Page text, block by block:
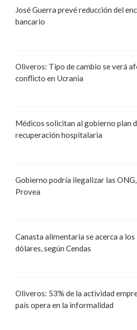
José Guerra prevé reducción del
bancario
Oliveros: Tipo de cambio se verá
conflicto en Ucrania
Médicos solicitan al gobierno plan
recuperación hospitalaria
Gobierno podría ilegalizar las
Provea
Canasta alimentaria se acerca a
dólares, según Cendas
Oliveros: 53% de la actividad
país opera en la informalidad